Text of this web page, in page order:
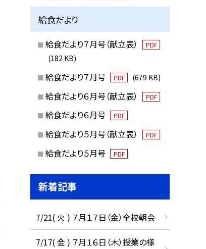
給食だより
給食だより７月号（献立表） PDF
(182 KB)
給食だより７月号 PDF (679 KB)
給食だより６月号（献立表） PDF
給食だより６月号 PDF
給食だより５月号（献立表） PDF
給食だより５月号 PDF
新着記事
7/21( 火 ) ７月１７日（金）全校朝会
7/17( 金 ) ７月１６日（木）授業の様